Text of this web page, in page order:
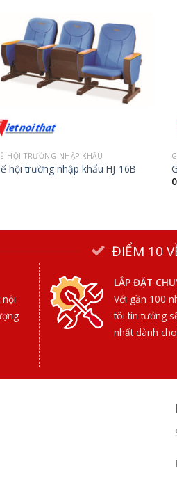
HỘI TRƯỜNG NHẬP KHẨU
hội trường nhập khẩu HJ-16B
0
ĐIỂM 10
LẮP ĐẶT
Với gần 100
tôi tin tưởng
nhất dành